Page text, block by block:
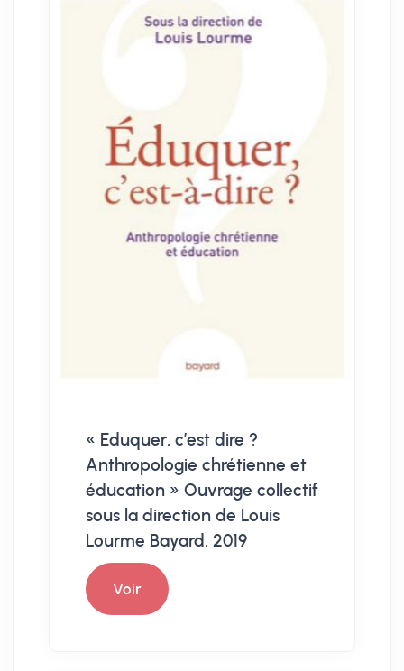
« Eduquer, c’est dire ?
Anthropologie chrétienne et
éducation » Ouvrage collectif
sous la direction de Louis
Lourme Bayard, 2019
Voir